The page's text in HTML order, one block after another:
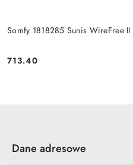
Somfy 1818285 Sunis WireFree
Cena:
713.40
Dane adresowe